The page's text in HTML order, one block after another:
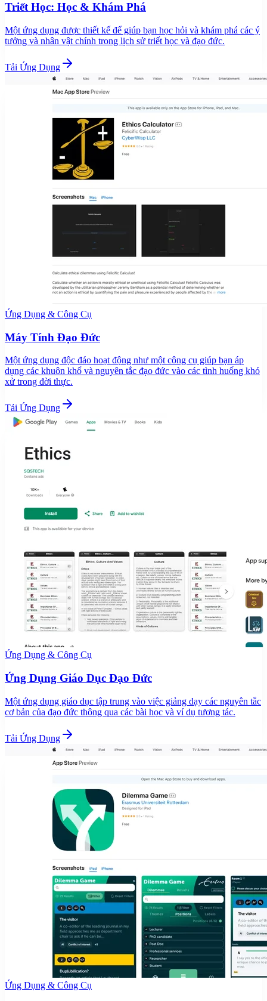
Triết Học: Học & Khám Phá
Một ứng dụng được thiết kế để giúp bạn học hỏi và khám phá các ý
tưởng và nhân vật chính trong lịch sử triết học và đạo đức.
Tải Ứng Dụng
Ứng Dụng & Công Cụ
Máy Tính Đạo Đức
Một ứng dụng độc đáo hoạt động như một công cụ giúp bạn áp
dụng các khuôn khổ và nguyên tắc đạo đức vào các tình huống khó
xử trong đời thực.
Tải Ứng Dụng
Ứng Dụng & Công Cụ
Ứng Dụng Giáo Dục Đạo Đức
Một ứng dụng giáo dục tập trung vào việc giảng dạy các nguyên tắc
cơ bản của đạo đức thông qua các bài học và ví dụ tương tác.
Tải Ứng Dụng
Ứng Dụng & Công Cụ